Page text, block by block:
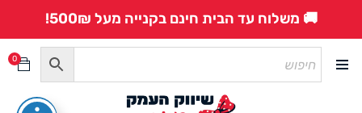
🚚 משלוח עד הבית חינם בקנייה מעל 500₪!
0